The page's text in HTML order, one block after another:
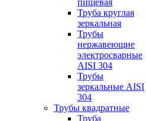
пищевая
Труба круглая
зеркальная
Трубы
нержавеющие
электросварные
AISI 304
Трубы
зеркальные AISI
304
Трубы квадратные
Труба